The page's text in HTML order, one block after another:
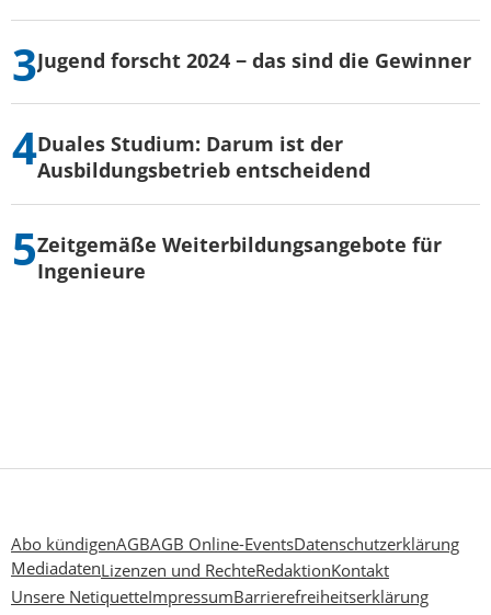
Jugend forscht 2024 − das sind die Gewinner
Duales Studium: Darum ist der
Ausbildungsbetrieb entscheidend
Zeitgemäße Weiterbildungsangebote für
Ingenieure
Abo kündigenAGBAGB Online-EventsDatenschutzerklärung
MediadatenLizenzen und RechteRedaktionKontakt
Unsere NetiquetteImpressumBarrierefreiheitserklärung